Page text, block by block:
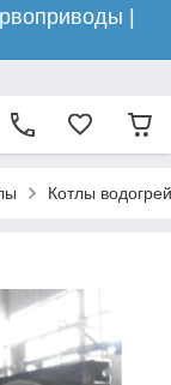
|
Котлы